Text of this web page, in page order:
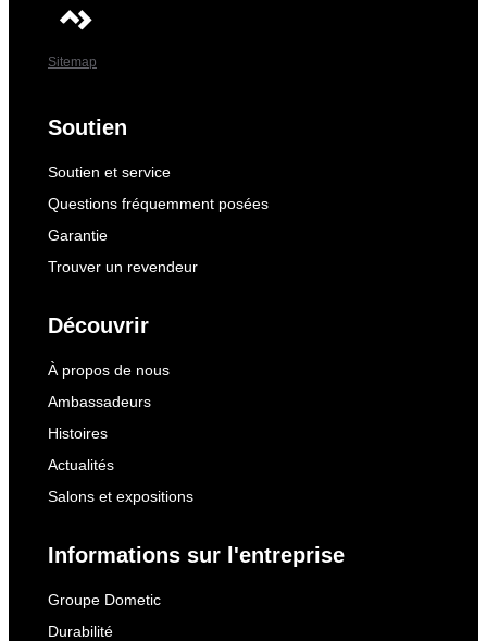
Sitemap
Soutien
Soutien et service
Questions fréquemment posées
Garantie
Trouver un revendeur
Découvrir
À propos de nous
Ambassadeurs
Histoires
Actualités
Salons et expositions
Informations sur l'entreprise
Groupe Dometic
Durabilité